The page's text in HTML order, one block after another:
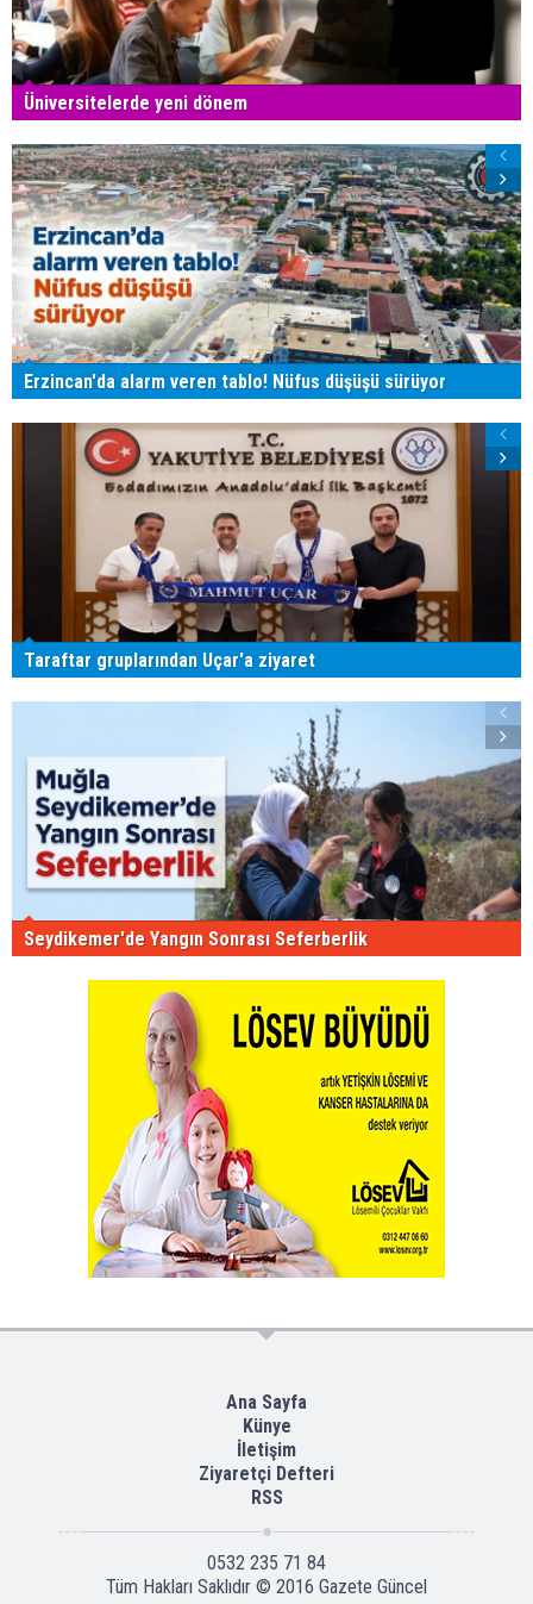
Üniversitelerde yeni dönem
Erzincan'da alarm veren tablo! Nüfus düşüşü sürüyor
Taraftar gruplarından Uçar'a ziyaret
Seydikemer'de Yangın Sonrası Seferberlik
Ana Sayfa
Künye
İletişim
Ziyaretçi Defteri
RSS
0532 235 71 84
Tüm Hakları Saklıdır © 2016 Gazete Güncel